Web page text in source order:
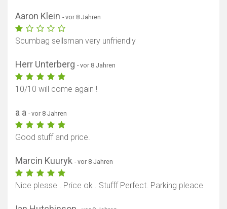
Aaron Klein - vor 8 Jahren
Scumbag sellsman very unfriendly
Herr Unterberg - vor 8 Jahren
10/10 will come again !
a a - vor 8 Jahren
Good stuff and price.
Marcin Kuuryk - vor 8 Jahren
Nice please . Price ok . Stufff Perfect. Parking pleace